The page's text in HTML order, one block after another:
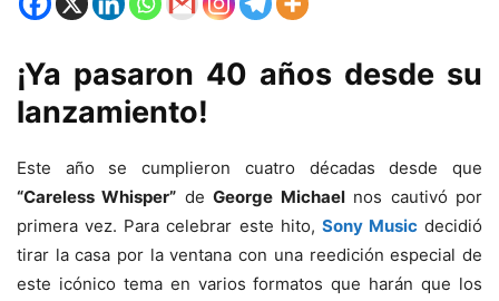
¡Ya pasaron 40 años desde su
lanzamiento!
Este año se cumplieron cuatro décadas desde que
“Careless Whisper” deGeorge Michaelnos cautivó por
primera vez. Para celebrar este hito, Sony Musicdecidió
tirar la casa por la ventana con una reedición especial de
este icónico tema en varios formatos que harán que los